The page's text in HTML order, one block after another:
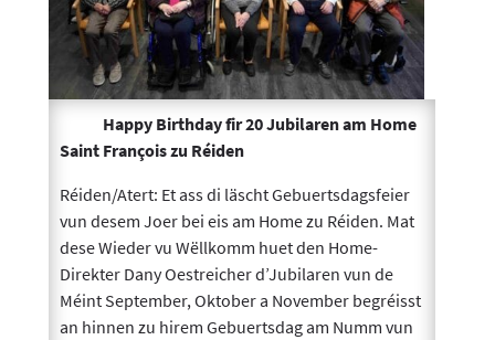
Happy Birthday fir 20 Jubilaren am Home
Saint François zu Réiden
Réiden/Atert: Et ass di läscht Gebuertsdagsfeier
vun desem Joer bei eis am Home zu Réiden. Mat
dese Wieder vu Wëllkomm huet den Home-
Direkter Dany Oestreicher d’Jubilaren vun de
Méint September, Oktober a November begréisst
an hinnen zu hirem Gebuertsdag am Numm vun